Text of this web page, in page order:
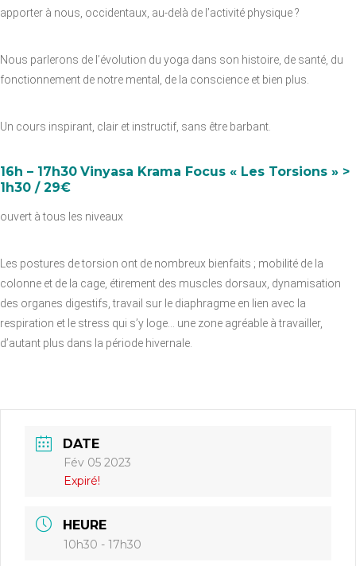
apporter à nous, occidentaux, au-delà de l’activité physique ?
Nous parlerons de l’évolution du yoga dans son histoire, de santé, du
fonctionnement de notre mental, de la conscience et bien plus.
Un cours inspirant, clair et instructif, sans être barbant.
16h – 17h30 Vinyasa Krama Focus « Les Torsions » >
1h30 / 29€
ouvert à tous les niveaux
Les postures de torsion ont de nombreux bienfaits ; mobilité de la
colonne et de la cage, étirement des muscles dorsaux, dynamisation
des organes digestifs, travail sur le diaphragme en lien avec la
respiration et le stress qui s’y loge… une zone agréable à travailler,
d’autant plus dans la période hivernale.
DATE
Fév 05 2023
Expiré!
HEURE
10h30 - 17h30